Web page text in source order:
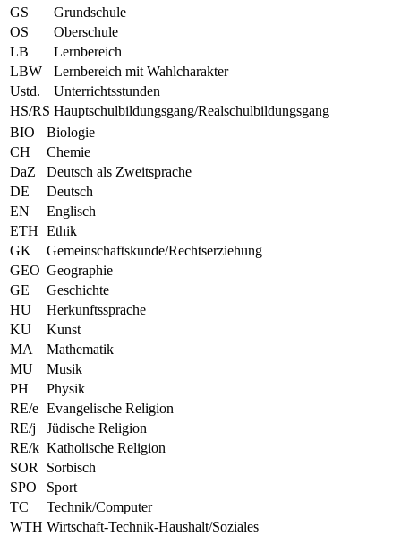
GS
Grundschule
OS
Oberschule
LB
Lernbereich
LBW
Lernbereich mit Wahlcharakter
Ustd.
Unterrichtsstunden
HS/RS Hauptschulbildungsgang/Realschulbildungsgang
BIO
Biologie
CH
Chemie
DaZ
Deutsch als Zweitsprache
DE
Deutsch
EN
Englisch
ETH Ethik
GK
Gemeinschaftskunde/Rechtserziehung
GEO Geographie
GE
Geschichte
HU
Herkunftssprache
KU
Kunst
MA
Mathematik
MU
Musik
PH
Physik
RE/e Evangelische Religion
RE/j
Jüdische Religion
RE/k Katholische Religion
SOR
Sorbisch
SPO
Sport
TC
Technik/Computer
WTH Wirtschaft-Technik-Haushalt/Soziales